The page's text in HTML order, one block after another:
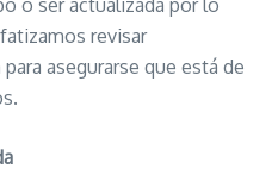
o ser actualizada por lo
revisar
asegurarse que está de